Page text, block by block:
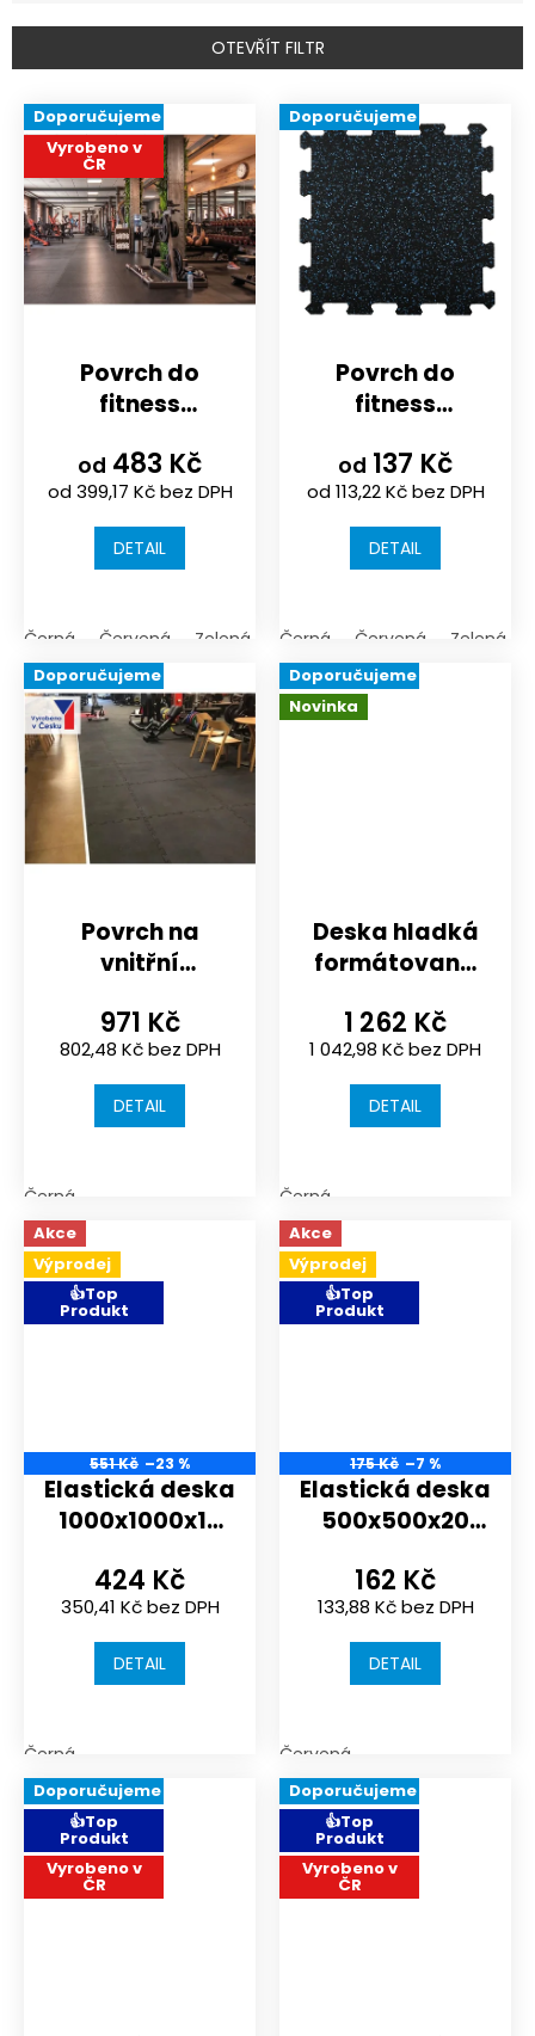
í
r
o
d
ů
OTEVŘÍT FILTR
V
p
d
Doporučujeme
Vyrobeno v
ČR
Povrch do
fitness
černá nebo
probarvenost
10%
od 399,17 Kč bez DPH
od 483 Kč
DETAIL
Černá Červená Zelená Šedá Modrá žlutá
Doporučujeme
Povrch do
fitness
| černá nebo
probarvenost
10%
od 113,22 Kč bez DPH
od 137 Kč
DETAIL
Černá Červená Zelená
Doporučujeme
Povrch na
vnitřní
1000x1000x18mm
| typ spojení
puzzle | hladký
802,48 Kč bez DPH
971 Kč
DETAIL
Černá
Doporučujeme
Novinka
Deska hladká
formátovaná
2000x1000x10
mm | barva
černá
1 042,98 Kč bez DPH
1 262 Kč
DETAIL
Černá
Akce
Výprodej
👍Top
Produkt
551 Kč –23 %
Elastická deska
1000x1000x15
350,41 Kč bez DPH
424 Kč
DETAIL
Černá
Akce
Výprodej
👍Top
Produkt
175 Kč –7 %
Elastická deska
500x500x20
133,88 Kč bez DPH
162 Kč
DETAIL
Červená
Doporučujeme
👍Top
Produkt
Vyrobeno v
ČR
Doporučujeme
👍Top
Produkt
Vyrobeno v
ČR